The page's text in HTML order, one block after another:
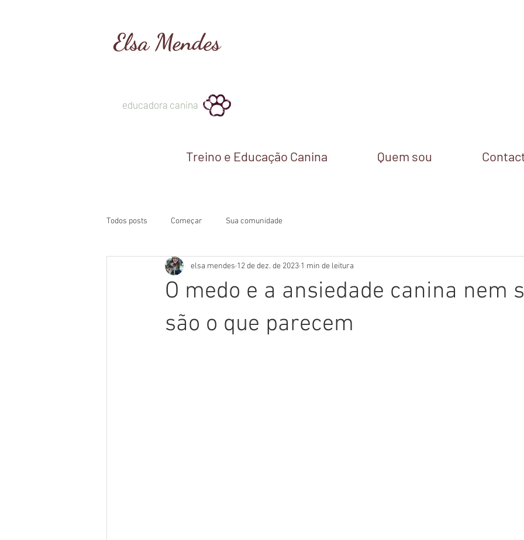
Elsa Mendes
educadora canina
Treino e Educação Canina Quem sou
Todos posts Começar Sua comunidade
O medo e a ansiedade canina nem
são o que parecem
elsa mendes 12 de dez. de 2023 1 min de leitura